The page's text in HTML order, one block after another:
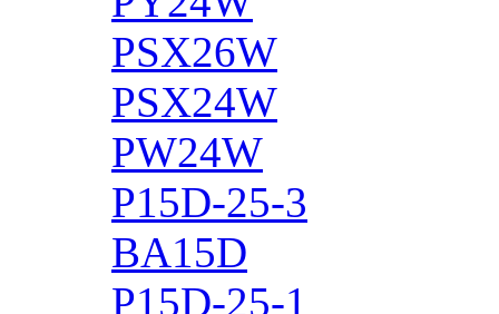
PSX26W
PSX24W
PW24W
P15D-25-3
BA15D
P15D-25-1